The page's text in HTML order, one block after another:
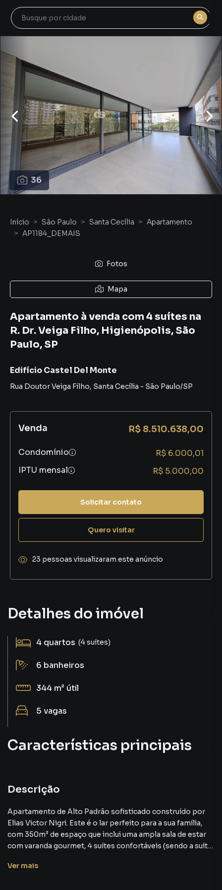
36
Detalhes do imóvel
4 quartos (4 suítes)
6 banheiros
344 m² útil
5 vagas
Características principais
Descrição
Apartamento de Alto Padrão sofisticado construído por
Elias Victor Nigri. Este é o lar perfeito para a sua família,
com 350m² de espaço que inclui uma ampla sala de estar
com varanda gourmet, 4 suítes confortáveis (sendo a suíte
todas as suítes com pisos de tacos de madeira), espaço
Ver mais
Início São Paulo Santa Cecília
Apartamento
AP1184_DEMAIS
Fotos
Mapa
Apartamento à venda com 4 suítes na
R. Dr. Veiga Filho, Higienópolis, São
Paulo, SP
Edifício Castel Del Monte
Rua Doutor Veiga Filho, Santa Cecília - São Paulo/SP
Venda R$ 8.510.638,00
Condomínio
R$ 6.000,01
IPTU mensal
R$ 5.000,00
Solicitar contato
Quero visitar
23 pessoas visualizaram este anúncio